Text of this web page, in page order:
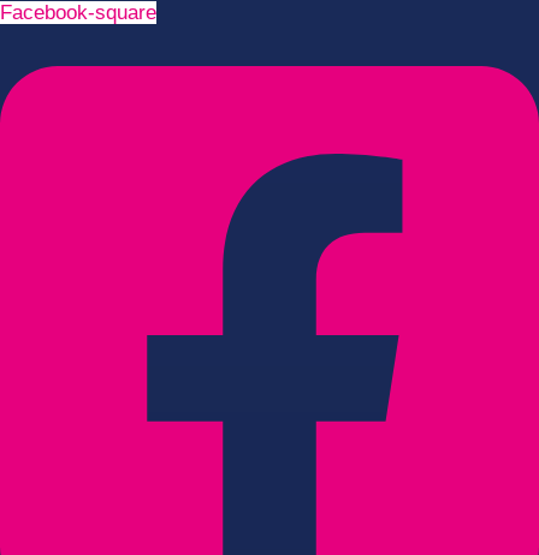
Facebook-square